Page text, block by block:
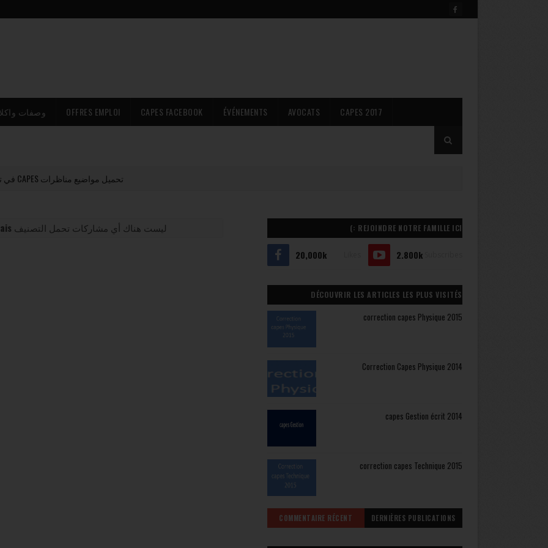
وصفات OFFRES EMPLOI CAPES FACEBOOK ÉVÉNEMENTS AVOCATS CAPES 2017
تحميل مواضيع مناظرات CAPES في تونس مع الإصلاح PDF (جميع المواد)
‏ليست هناك أي مشاركات تحمل التصنيف REJOINDRE NOTRE FAMILLE ICI :)
20,000k 2.800k
DÉCOUVRIR LES ARTICLES LES PLUS VISITÉS
correction capes Physique 2015
Correction Capes Physique 2014
capes Gestion écrit 2014
correction capes Technique 2015
COMMENTAIRE RÉCENT
DERNIÈRES PUBLICATIONS